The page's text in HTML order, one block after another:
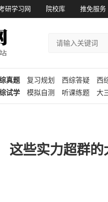
研学习网 院校库 推免服务
真题 复习规划 西综答疑
西
试学
模拟自测 听课练题 大
这些实力超群的